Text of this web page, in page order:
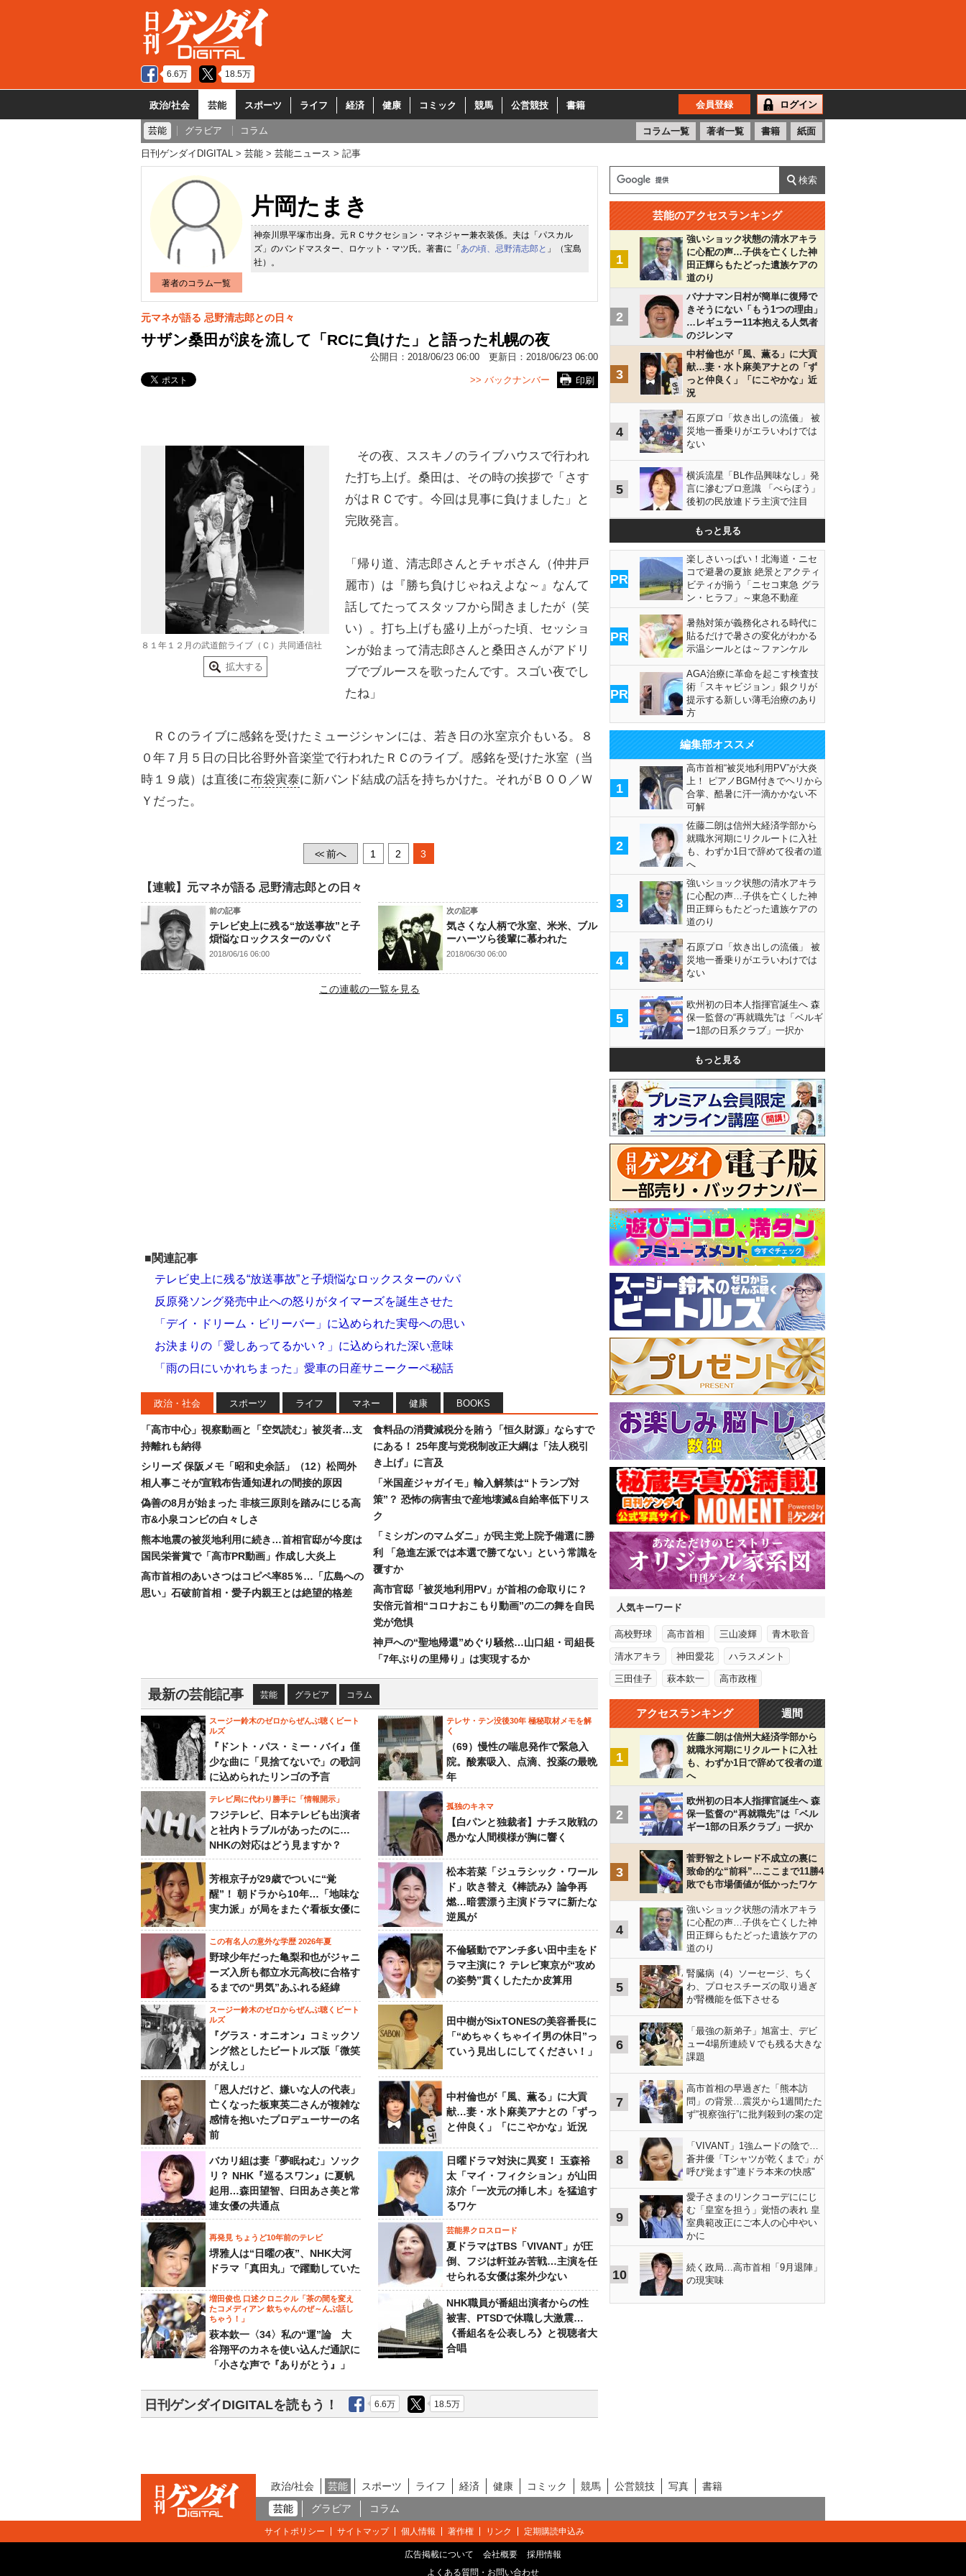
6.6万 18.5万
政治/社会 芸能 スポーツ ライフ 経済 健康 コミック 競馬 公営競技 書籍 会員登録 ログイン
芸能 グラビア コラム コラム一覧 著者一覧 書籍 紙面
日刊ゲンダイDIGITAL 芸能 芸能ニュース 記事
著者のコラム一覧
片岡たまき
神奈川県平塚市出身。元ＲＣサクセション・マネジャー兼衣装係。夫は「パスカル
ズ」のバンドマスター、ロケット・マツ氏。著書に「 あの頃、忌野清志郎と 」（宝島
社）。
元マネが語る 忌野清志郎との日々
サザン桑田が涙を流して「RCに負けた」と語った札幌の夜
公開日： 2018/06/23 06:00 更新日： 2018/06/23 06:00
印刷
>> バックナンバー
８１年１２月の武道館ライブ（Ｃ）共同通信社
拡大する
その夜、ススキノのライブハウスで行われ
た打ち上げ。桑田は、その時の挨拶で「さす
がはＲＣです。今回は見事に負けました」と
完敗発言。
「帰り道、清志郎さんとチャボさん（仲井戸
麗市）は『勝ち負けじゃねえよな～』なんて
話してたってスタッフから聞きましたが（笑
い）。打ち上げも盛り上がった頃、セッショ
ンが始まって清志郎さんと桑田さんがアドリ
ブでブルースを歌ったんです。スゴい夜でし
たね」
ＲＣのライブに感銘を受けたミュージシャンには、若き日の氷室京介もいる。８
０年７月５日の日比谷野外音楽堂で行われたＲＣのライブ。感銘を受けた氷室（当
時１９歳）は直後に布袋寅泰に新バンド結成の話を持ちかけた。それがＢＯＯ／Ｗ
Ｙだった。
<<前へ 1 2 3
【連載】元マネが語る 忌野清志郎との日々
前の記事
テレビ史上に残る“放送事故”と子
煩悩なロックスターのパパ
2018/06/16 06:00
次の記事
気さくな人柄で氷室、米米、ブル
ーハーツら後輩に慕われた
2018/06/30 06:00
この連載の一覧を見る
■関連記事
テレビ史上に残る“放送事故”と子煩悩なロックスターのパパ
反原発ソング発売中止への怒りがタイマーズを誕生させた
「デイ・ドリーム・ビリーバー」に込められた実母への思い
お決まりの「愛しあってるかい？」に込められた深い意味
「雨の日にいかれちまった」愛車の日産サニークーペ秘話
政治・社会 スポーツ ライフ マネー 健康 BOOKS
「高市中心」視察動画と「空気読む」被災者…支
持離れも納得
シリーズ 保阪メモ「昭和史余話」（12）松岡外
相人事こそが宣戦布告通知遅れの間接的原因
偽善の8月が始まった 非核三原則を踏みにじる高
市&小泉コンビの白々しさ
熊本地震の被災地利用に続き…首相官邸が今度は
国民栄誉賞で「高市PR動画」作成し大炎上
高市首相のあいさつはコピペ率85％…「広島への
思い」石破前首相・愛子内親王とは絶望的格差
食料品の消費減税分を賄う「恒久財源」ならすで
にある！ 25年度与党税制改正大綱は「法人税引
き上げ」に言及
「米国産ジャガイモ」輸入解禁は“トランプ対
策”？ 恐怖の病害虫で産地壊滅&自給率低下リス
ク
「ミシガンのマムダニ」が民主党上院予備選に勝
利 「急進左派では本選で勝てない」という常識を
覆すか
高市官邸「被災地利用PV」が首相の命取りに？
安倍元首相“コロナおこもり動画”の二の舞を自民
党が危惧
神戸への“聖地帰還”めぐり騒然…山口組・司組長
「7年ぶりの里帰り」は実現するか
最新の芸能記事 芸能 グラビア コラム
スージー鈴木のゼロからぜんぶ聴くビート
ルズ
『ドント・パス・ミー・バイ』僅
少な曲に「見捨てないで」の歌詞
に込められたリンゴの予言
テレサ・テン没後30年 極秘取材メモを解
く
（69）慢性の喘息発作で緊急入
院。酸素吸入、点滴、投薬の最晩
年
テレビ局に代わり勝手に「情報開示」
フジテレビ、日本テレビも出演者
と社内トラブルがあったのに…
NHKの対応はどう見ますか？
孤独のキネマ
【白パンと独裁者】ナチス敗戦の
愚かな人間模様が胸に響く
芳根京子が29歳でついに“覚
醒”！ 朝ドラから10年…「地味な
実力派」が局をまたぐ看板女優に
松本若菜「ジュラシック・ワール
ド」吹き替え《棒読み》論争再
燃…暗雲漂う主演ドラマに新たな
逆風が
この有名人の意外な学歴 2026年夏
野球少年だった亀梨和也がジャニ
ーズ入所も都立水元高校に合格す
るまでの“男気”あふれる経緯
不倫騒動でアンチ多い田中圭をド
ラマ主演に？ テレビ東京が“攻め
の姿勢”貫くしたたか皮算用
スージー鈴木のゼロからぜんぶ聴くビート
ルズ
『グラス・オニオン』コミックソ
ング然としたビートルズ版「微笑
がえし」
田中樹がSixTONESの美容番長に
「“めちゃくちゃイイ男の休日”っ
ていう見出しにしてください！」
「恩人だけど、嫌いな人の代表」
亡くなった板東英二さんが複雑な
感情を抱いたプロデューサーの名
前
中村倫也が「風、薫る」に大貢
献…妻・水卜麻美アナとの「ずっ
と仲良く」「にこやかな」近況
バカリ組は妻「夢眠ねむ」ソック
リ？ NHK『巡るスワン』に夏帆
起用…森田望智、臼田あさ美と常
連女優の共通点
日曜ドラマ対決に異変！ 玉森裕
太「マイ・フィクション」が山田
涼介「一次元の挿し木」を猛追す
るワケ
再発見 ちょうど10年前のテレビ
堺雅人は“日曜の夜”、NHK大河
ドラマ「真田丸」で躍動していた
芸能界クロスロード
夏ドラマはTBS「VIVANT」が圧
倒、フジは軒並み苦戦…主演を任
せられる女優は案外少ない
増田俊也 口述クロニクル「茶の間を変え
たコメディアン 欽ちゃんのぜ～んぶ話し
ちゃう！」
萩本欽一〈34〉私の“運”論 大
谷翔平のカネを使い込んだ通訳に
「小さな声で『ありがとう』」
NHK職員が番組出演者からの性
被害、PTSDで休職し大激震…
《番組名を公表しろ》と視聴者大
合唱
日刊ゲンダイDIGITALを読もう！ 6.6万 18.5万
芸能のアクセスランキング
1
強いショック状態の清水アキラ
に心配の声…子供を亡くした神
田正輝らもたどった遺族ケアの
道のり
2
バナナマン日村が簡単に復帰で
きそうにない「もう1つの理由」
…レギュラー11本抱える人気者
のジレンマ
3
中村倫也が「風、薫る」に大貢
献…妻・水卜麻美アナとの「ず
っと仲良く」「にこやかな」近
況
4
石原プロ「炊き出しの流儀」 被
災地一番乗りがエラいわけでは
ない
5
横浜流星「BL作品興味なし」発
言に滲むプロ意識 「べらぼう」
後初の民放連ドラ主演で注目
もっと見る
PR
楽しさいっぱい！北海道・ニセ
コで避暑の夏旅 絶景とアクティ
ビティが揃う「ニセコ東急 グラ
ン・ヒラフ」～東急不動産
PR
暑熱対策が義務化される時代に
貼るだけで暑さの変化がわかる
示温シールとは～ファンケル
PR
AGA治療に革命を起こす検査技
術「スキャビジョン」銀クリが
提示する新しい薄毛治療のあり
方
編集部オススメ
1
高市首相“被災地利用PV”が大炎
上！ ピアノBGM付きでヘリから
合掌、酷暑に汗一滴かかない不
可解
2
佐藤二朗は信州大経済学部から
就職氷河期にリクルートに入社
も、わずか1日で辞めて役者の道
へ
3
強いショック状態の清水アキラ
に心配の声…子供を亡くした神
田正輝らもたどった遺族ケアの
道のり
4
石原プロ「炊き出しの流儀」 被
災地一番乗りがエラいわけでは
ない
5
欧州初の日本人指揮官誕生へ 森
保一監督の“再就職先”は「ベルギ
ー1部の日系クラブ」一択か
もっと見る
人気キーワード
高校野球 高市首相 三山凌輝 青木歌音
清水アキラ 神田愛花 ハラスメント
三田佳子 萩本欽一 高市政権
アクセスランキング 週間
1
佐藤二朗は信州大経済学部から
就職氷河期にリクルートに入社
も、わずか1日で辞めて役者の道
へ
2
欧州初の日本人指揮官誕生へ 森
保一監督の“再就職先”は「ベル
ギー1部の日系クラブ」一択か
3
菅野智之トレード不成立の裏に
致命的な“前科”…ここまで11勝4
敗でも市場価値が低かったワケ
4
強いショック状態の清水アキラ
に心配の声…子供を亡くした神
田正輝らもたどった遺族ケアの
道のり
5
腎臓病（4）ソーセージ、ちく
わ、プロセスチーズの取り過ぎ
が腎機能を低下させる
6
「最強の新弟子」旭富士、デビ
ュー4場所連続Ｖでも残る大きな
課題
7
高市首相の早過ぎた「熊本訪
問」の背景…震災から1週間たた
ず“視察強行”に批判殺到の案の定
8
「VIVANT」1強ムードの陰で…
蒼井優「Tシャツが乾くまで」が
呼び覚ます"連ドラ本来の快感"
9
愛子さまのリンクコーデににじ
む「皇室を担う」覚悟の表れ 皇
室典範改正にご本人の心中やい
かに
10
続く政局…高市首相「9月退陣」
の現実味
政治/社会 芸能 スポーツ ライフ 経済 健康 コミック 競馬 公営競技 写真
書籍
芸能
グラビア コラム
サイトポリシー サイトマップ 個人情報 著作権 リンク 定期購読申込み
広告掲載について 会社概要
採用情報
よくある質問・お問い合わせ